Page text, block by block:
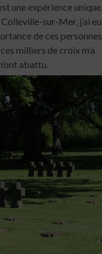
une expérience unique.
sur-Mer, j’ai eu
de ces personnes
milliers de croix m’a
abattu.